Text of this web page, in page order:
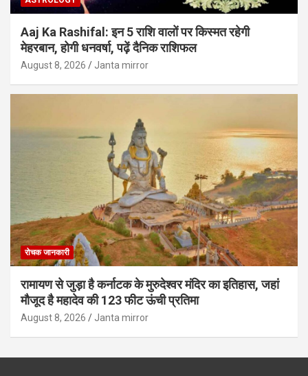
Aaj Ka Rashifal: इन 5 राशि वालों पर किस्मत रहेगी
मेहरबान, होगी धनवर्षा, पढ़ें दैनिक राशिफल
August 8, 2026 Janta mirror
रोचक जानकारी
रामायण से जुड़ा है कर्नाटक के मुरुदेश्वर मंदिर का इतिहास, जहां
मौजूद है महादेव की 123 फीट ऊंची प्रतिमा
August 8, 2026 Janta mirror